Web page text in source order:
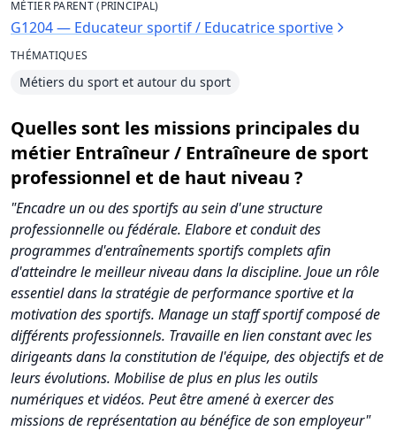
MÉTIER PARENT (PRINCIPAL)
G1204 — Educateur sportif / Educatrice sportive
THÉMATIQUES
Métiers du sport et autour du sport
Quelles sont les missions principales du
métier Entraîneur / Entraîneure de sport
professionnel et de haut niveau ?
"Encadre un ou des sportifs au sein d'une structure
professionnelle ou fédérale. Elabore et conduit des
programmes d'entraînements sportifs complets afin
d'atteindre le meilleur niveau dans la discipline. Joue un rôle
essentiel dans la stratégie de performance sportive et la
motivation des sportifs. Manage un staff sportif composé de
différents professionnels. Travaille en lien constant avec les
dirigeants dans la constitution de l'équipe, des objectifs et de
leurs évolutions. Mobilise de plus en plus les outils
numériques et vidéos. Peut être amené à exercer des
missions de représentation au bénéfice de son employeur"